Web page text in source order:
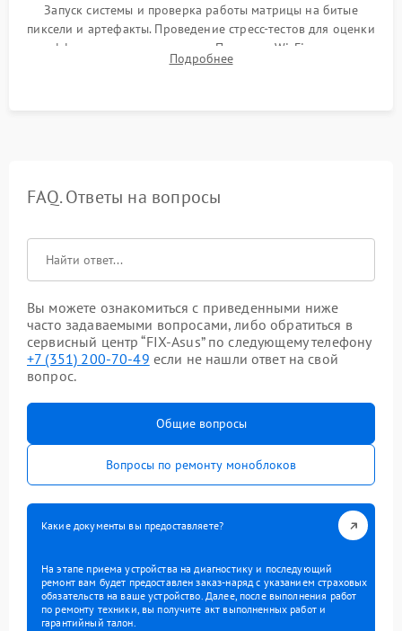
Запуск системы и проверка работы матрицы на битые
пиксели и артефакты. Проведение стресс-тестов для оценки
эффективности охлаждения. Проверка Wi-Fi, камеры,
микрофона и всех портов перед выдачей устройства.
Подробнее
FAQ. Ответы на вопросы
Вы можете ознакомиться с приведенными ниже
часто задаваемыми вопросами, либо обратиться в
сервисный центр “FIX-Asus” по следующему телефону
+7 (351) 200-70-49 если не нашли ответ на свой
вопрос.
Общие вопросы
Вопросы по ремонту моноблоков
Какие документы вы предоставляете?
На этапе приема устройства на диагностику и последующий
ремонт вам будет предоставлен заказ-наряд с указанием страховых
обязательств на ваше устройство. Далее, после выполнения работ
по ремонту техники, вы получите акт выполненных работ и
гарантийный талон.